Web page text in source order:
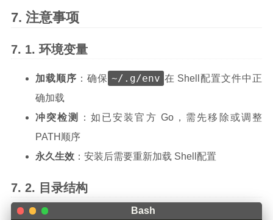
注意事项
环境变量
加载顺序 ：确保 ~/.g/env 在 Shell配置文件中正
确加载
冲突检测
：如已安装官方 Go，需先移除或调整
PATH顺序
永久生效 ：安装后需要重新加载 Shell配置
目录结构